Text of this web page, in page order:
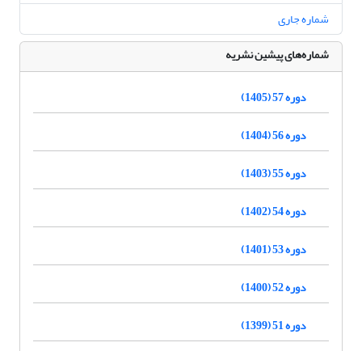
شماره جاری
شماره‌های پیشین نشریه
دوره 57 (1405)
دوره 56 (1404)
دوره 55 (1403)
دوره 54 (1402)
دوره 53 (1401)
دوره 52 (1400)
دوره 51 (1399)